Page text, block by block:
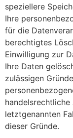
speziellere
Ihre
für die
berechtigtes
Einwilligung zur
Ihre Daten
zulässigen
letztgenannten
dieser Gründe.